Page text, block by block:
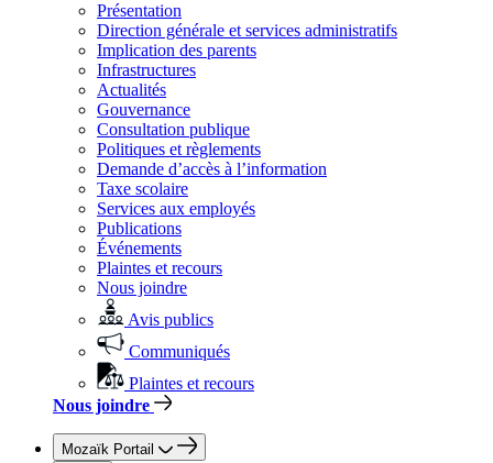
Présentation
Direction générale et services administratifs
Implication des parents
Infrastructures
Actualités
Gouvernance
Consultation publique
Politiques et règlements
Demande d’accès à l’information
Taxe scolaire
Services aux employés
Publications
Événements
Plaintes et recours
Nous joindre
Avis publics
Communiqués
Plaintes et recours
Nous joindre
Mozaïk Portail